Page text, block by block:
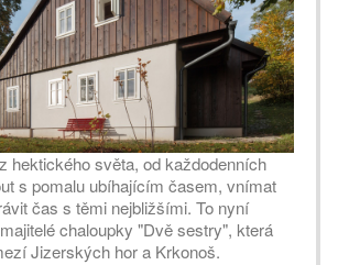
hektického světa, od každodenních
s pomalu ubíhajícím časem, vnímat
čas s těmi nejbližšími. To nyní
chaloupky "Dvě sestry", která
Jizerských hor a Krkonoš.